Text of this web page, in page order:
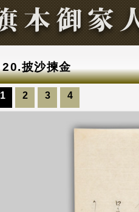
20.披沙揀金
1 2 3 4